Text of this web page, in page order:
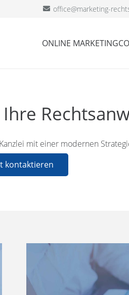
office@marketing-
ONLINE MARKETING
mit einer modernen
kontaktieren